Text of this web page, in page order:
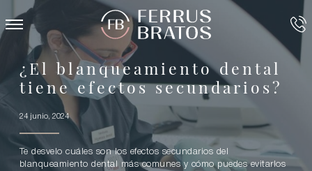
¿El blanqueamiento dental
tiene efectos secundarios?
24 junio, 2024
Te desvelo cuáles son los efectos secundarios del
blanqueamiento dental más comunes y cómo puedes evitarlos